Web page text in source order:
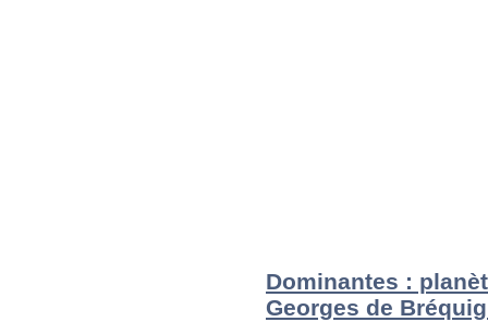
Dominantes :
Georges de